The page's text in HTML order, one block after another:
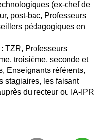
(ex-chef de
post-bac, Professeurs
pédagogiques en
TZR, Professeurs
troisième, seconde et
Enseignants référents,
stagiaires, les faisant
du recteur ou IA-IPR